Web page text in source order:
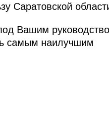
Саратовской
Вашим
самым наилучшим